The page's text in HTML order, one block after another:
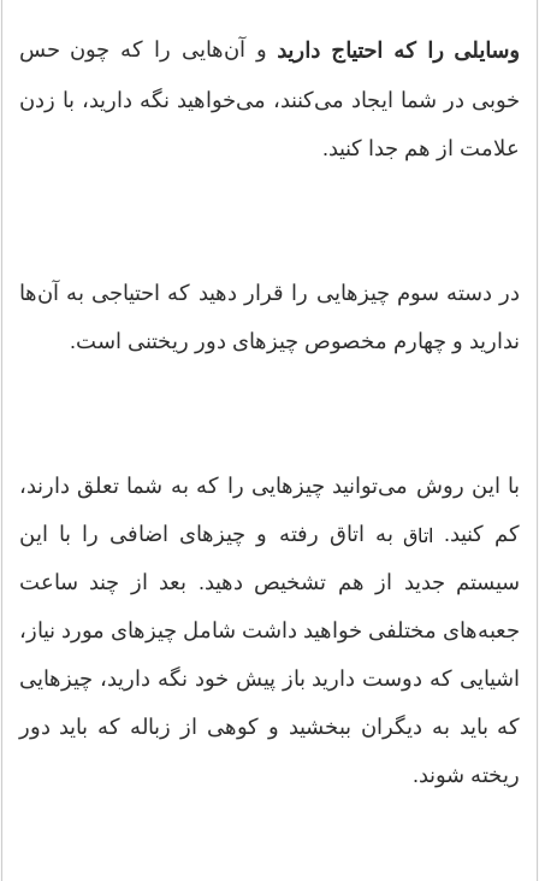
وسایلی را که احتیاج دارید و آن‌هایی را که چون حس
خوبی در شما ایجاد می‌کنند، می‌خواهید نگه دارید، با زدن
علامت از هم جدا کنید.
در دسته سوم چیزهایی را قرار دهید که احتیاجی به آن‌ها
ندارید و چهارم مخصوص چیزهای دور ریختنی است.
با این روش می‌توانید چیزهایی را که به شما تعلق دارند،
کم کنید.
اتاق به اتاق رفته و چیزهای اضافی را با این
سیستم جدید از هم تشخیص دهید. بعد از چند ساعت
جعبه‌های مختلفی خواهید داشت شامل چیزهای مورد نیاز،
اشیایی که دوست دارید باز پیش خود نگه دارید، چیزهایی
که باید به دیگران ببخشید و کوهی از زباله که باید دور
ریخته شوند.